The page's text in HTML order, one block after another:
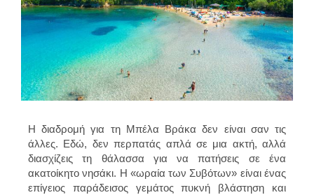
Η διαδρομή για τη Μπέλα Βράκα δεν είναι σαν τις
άλλες. Εδώ, δεν περπατάς απλά σε μια ακτή, αλλά
διασχίζεις τη θάλασσα για να πατήσεις σε ένα
ακατοίκητο νησάκι. Η «ωραία των Συβότων» είναι ένας
επίγειος παράδεισος γεμάτος πυκνή βλάστηση και